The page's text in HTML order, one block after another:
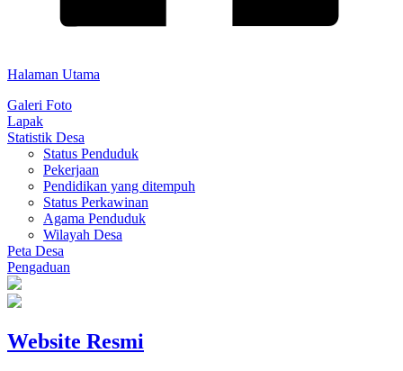
Halaman Utama
Galeri Foto
Lapak
Statistik Desa
Status Penduduk
Pekerjaan
Pendidikan yang ditempuh
Status Perkawinan
Agama Penduduk
Wilayah Desa
Peta Desa
Pengaduan
Website Resmi